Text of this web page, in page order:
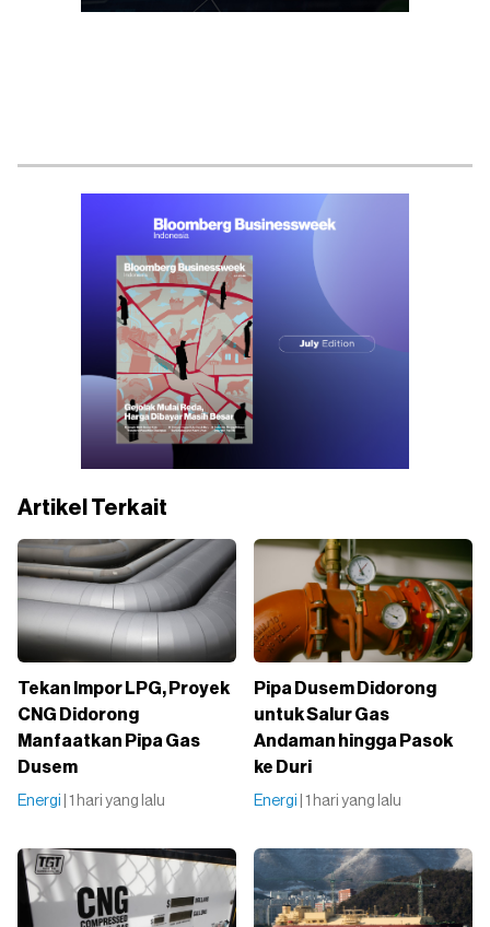
Artikel Terkait
Tekan Impor LPG, Proyek
CNG Didorong
Manfaatkan Pipa Gas
Dusem
Energi | 1 hari yang lalu
Pipa Dusem Didorong
untuk Salur Gas
Andaman hingga Pasok
ke Duri
Energi | 1 hari yang lalu